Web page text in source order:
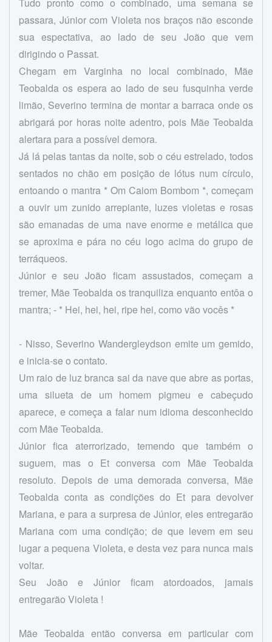
passara, Júnior com Violeta nos braços não esconde
sua espectativa, ao lado de seu João que vem
dirigindo o Passat.
Chegam em Varginha no local combinado, Mãe
Teobalda os espera ao lado de seu fusquinha verde
limão, Severino termina de montar a barraca onde os
abrigará por horas noite adentro, pois Mãe Teobalda
alertara para a possível demora.
Já lá pelas tantas da noite, sob o céu estrelado, todos
sentados no chão em posição de lótus num círculo,
entoando o mantra * Om Caiom Bombom *, começam
a ouvir um zunido arrepiante, luzes violetas e rosas
são emanadas de uma nave enorme e metálica que
se aproxima e pára no céu logo acima do grupo de
terráqueos.
Júnior e seu João ficam assustados, começam a
tremer, Mãe Teobalda os tranquiliza enquanto entôa o
mantra; - * Hei, hei, hei, ripe hei, como vão vocês *
- Nisso, Severino Wandergleydson emite um gemido,
e inicia-se o contato.
Um raio de luz branca sai da nave que abre as portas,
uma silueta de um homem pigmeu e cabeçudo
aparece, e começa a falar num idioma desconhecido
com Mãe Teobalda.
Júnior fica aterrorizado, temendo que também o
suguem, mas o Et conversa com Mãe Teobalda
resoluto. Depois de uma demorada conversa, Mãe
Teobalda conta as condições do Et para devolver
Mariana, e para a surpresa de Júnior, eles entregarão
Mariana com uma condição; de que levem em seu
lugar a pequena Violeta, e desta vez para nunca mais
voltar.
Seu João e Júnior ficam atordoados, jamais
entregarão Violeta !
Mãe Teobalda então conversa em particular com